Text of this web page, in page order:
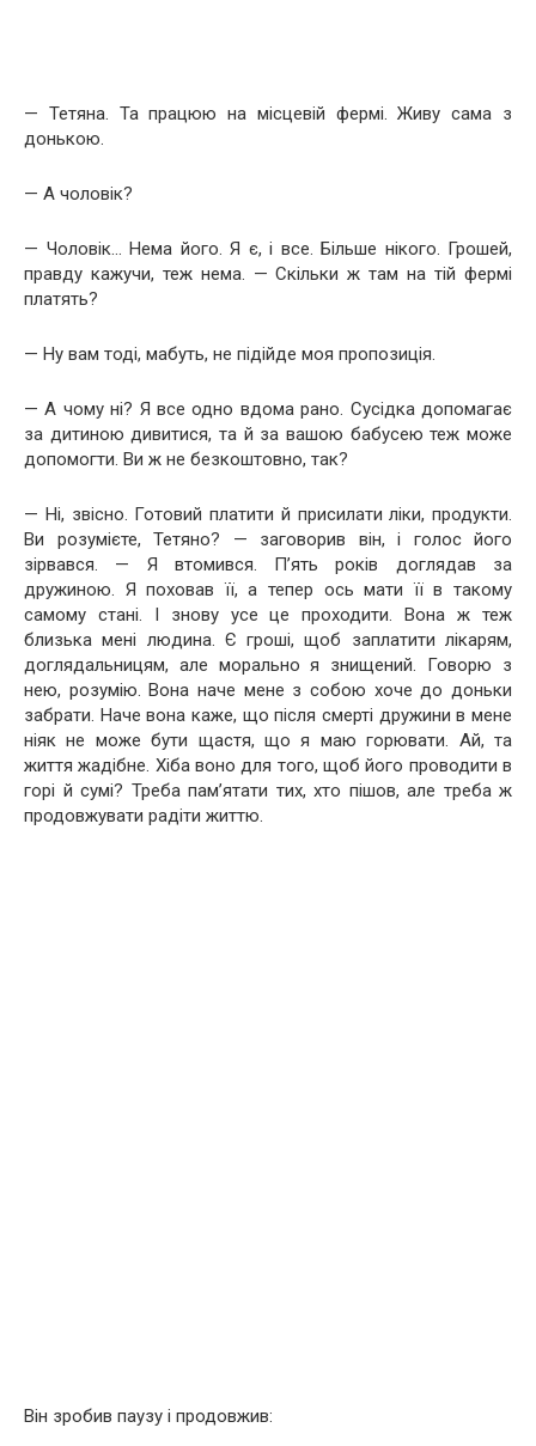
— Тетяна. Та працюю на місцевій фермі. Живу сама з
донькою.
— А чоловік?
— Чоловік… Нема його. Я є, і все. Більше нікого. Грошей,
правду кажучи, теж нема. — Скільки ж там на тій фермі
платять?
— Ну вам тоді, мабуть, не підійде моя пропозиція.
— А чому ні? Я все одно вдома рано. Сусідка допомагає
за дитиною дивитися, та й за вашою бабусею теж може
допомогти. Ви ж не безкоштовно, так?
— Ні, звісно. Готовий платити й присилати ліки, продукти.
Ви розумієте, Тетяно? — заговорив він, і голос його
зірвався. — Я втомився. П’ять років доглядав за
дружиною. Я поховав її, а тепер ось мати її в такому
самому стані. І знову усе це проходити. Вона ж теж
близька мені людина. Є гроші, щоб заплатити лікарям,
доглядальницям, але морально я знищений. Говорю з
нею, розумію. Вона наче мене з собою хоче до доньки
забрати. Наче вона каже, що після смерті дружини в мене
ніяк не може бути щастя, що я маю горювати. Ай, та
життя жадібне. Хіба воно для того, щоб його проводити в
горі й сумі? Треба пам’ятати тих, хто пішов, але треба ж
продовжувати радіти життю.
Він зробив паузу і продовжив: